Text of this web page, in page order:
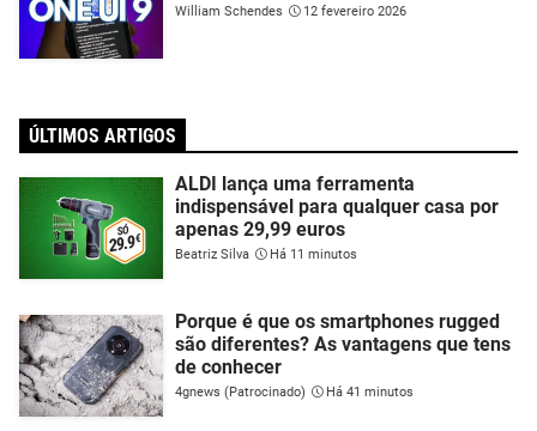
William Schendes 12 fevereiro 2026
ÚLTIMOS ARTIGOS
ALDI lança uma ferramenta
indispensável para qualquer casa por
apenas 29,99 euros
Beatriz Silva Há 11 minutos
Porque é que os smartphones rugged
são diferentes? As vantagens que tens
de conhecer
4gnews (Patrocinado) Há 41 minutos